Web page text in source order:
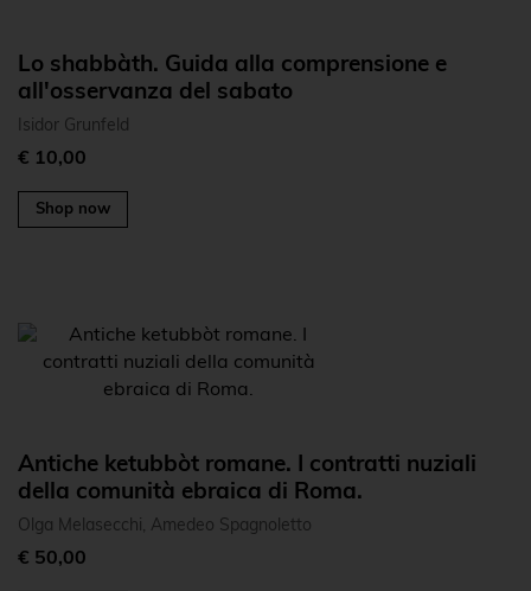
Lo shabbàth. Guida alla comprensione e
all'osservanza del sabato
Isidor Grunfeld
€ 10,00
Shop now
Antiche ketubbòt romane. I contratti nuziali
della comunità ebraica di Roma.
Olga Melasecchi, Amedeo Spagnoletto
€ 50,00